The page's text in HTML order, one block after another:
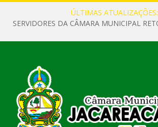
ÚLTIMAS ATUALIZAÇÕES: